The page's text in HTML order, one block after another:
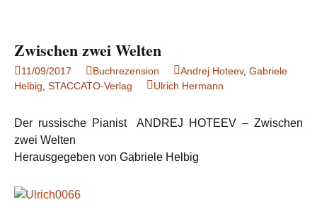
Zwischen zwei Welten
11/09/2017 Buchrezension Andrej Hoteev, Gabriele
Helbig STACCATO-Verlag Ulrich Hermann
Der russische Pianist ANDREJ HOTEEV – Zwischen
zwei Welten
Herausgegeben von Gabriele Helbig